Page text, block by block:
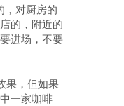
，对厨房的
的，附近的
进场，不要
果，但如果
一家咖啡